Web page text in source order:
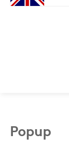
Popup